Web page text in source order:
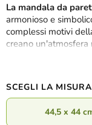
La mandala da
armonioso e
complessi motivi
creano un'atmosfera
Decorazione ideale
SCEGLI LA MISURA
44,5 x 44